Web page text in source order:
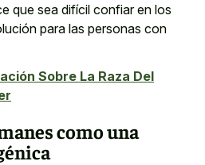
que sea difícil confiar en los
para las personas con
Sobre La Raza Del
como una